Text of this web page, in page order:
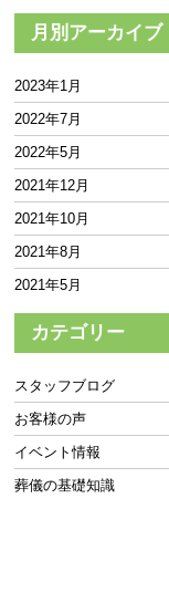
月別アーカイブ
2023年1月
2022年7月
2022年5月
2021年12月
2021年10月
2021年8月
2021年5月
2021年4月
2021年1月
2020年12月
2020年10月
2020年9月
2020年7月
カテゴリー
スタッフブログ
お客様の声
イベント情報
葬儀の基礎知識